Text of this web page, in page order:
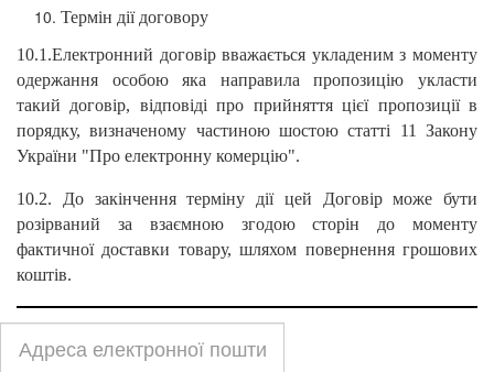
Термін дії договору
10.1.Електронний договір вважається укладеним з моменту
одержання особою яка направила пропозицію укласти
такий договір, відповіді про прийняття цієї пропозиції в
порядку, визначеному частиною шостою статті 11 Закону
України "Про електронну комерцію".
10.2. До закінчення терміну дії цей Договір може бути
розірваний за взаємною згодою сторін до моменту
фактичної доставки товару, шляхом повернення грошових
коштів.